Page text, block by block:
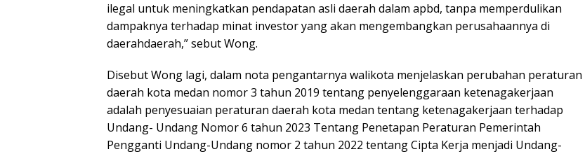
ilegal untuk meningkatkan pendapatan asli daerah dalam apbd, tanpa memperdulikan
dampaknya terhadap minat investor yang akan mengembangkan perusahaannya di
daerahdaerah,” sebut Wong.
Disebut Wong lagi, dalam nota pengantarnya walikota menjelaskan perubahan peraturan
daerah kota medan nomor 3 tahun 2019 tentang penyelenggaraan ketenagakerjaan
adalah penyesuaian peraturan daerah kota medan tentang ketenagakerjaan terhadap
Undang- Undang Nomor 6 tahun 2023 Tentang Penetapan Peraturan Pemerintah
Pengganti Undang-Undang nomor 2 tahun 2022 tentang Cipta Kerja menjadi Undang-